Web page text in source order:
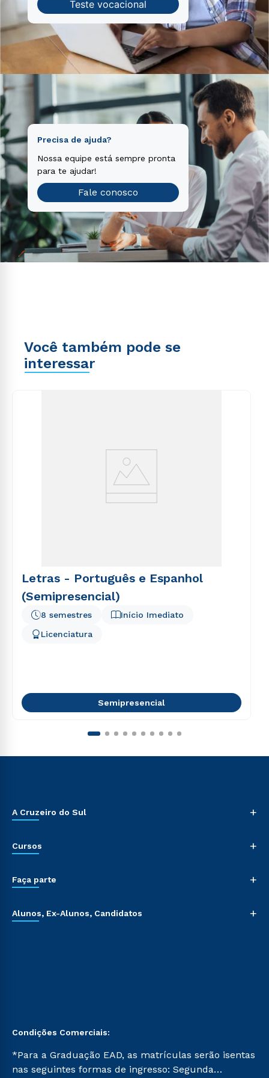
Teste vocacional
Precisa de ajuda?
Nossa equipe está sempre pronta
para te ajudar!
Fale conosco
Você também pode se
interessar
Letras - Português e Espanhol
(Semipresencial)
Início Imediato
8 semestres
Licenciatura
Semipresencial
A Cruzeiro do Sul +
Cursos +
Faça parte +
Alunos, Ex-Alunos, Candidatos +
Condições Comerciais:
*Para a Graduação EAD, as matrículas serão isentas
nas seguintes formas de ingresso: Segunda